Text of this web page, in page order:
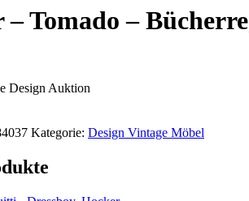
Tomado –
Design Auktion
Kategorie: Design Vintage Möbel